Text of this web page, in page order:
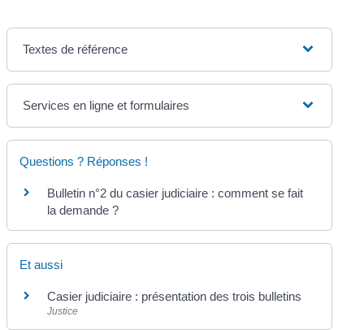
Textes de référence
Services en ligne et formulaires
Questions ? Réponses !
Bulletin n°2 du casier judiciaire : comment se fait
la demande ?
Et aussi
Casier judiciaire : présentation des trois bulletins
Justice